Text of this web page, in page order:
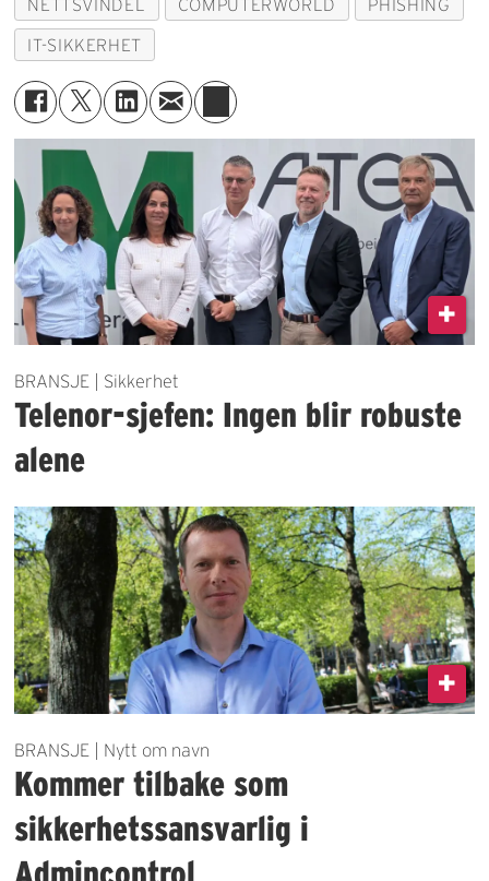
NETTSVINDEL COMPUTERWORLD PHISHING
IT-SIKKERHET
BRANSJE | Sikkerhet
Telenor-sjefen: Ingen blir robuste
alene
BRANSJE | Nytt om navn
Kommer tilbake som
sikkerhetssansvarlig i
Admincontrol